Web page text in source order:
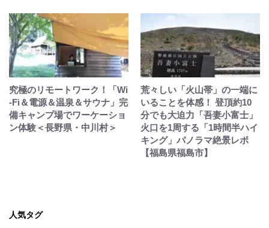
究極のリモートワーク！「Wi
-Fi＆電源＆温泉＆サウナ」完
備キャンプ場でワーケーショ
ン体験＜長野県・中川村＞
荒々しい「火山帯」の一端に
いることを体感！ 登頂約10
分でも大迫力「吾妻小富士」
火口を1周する「1時間半ハイ
キング」パノラマ絶景レポ
【福島県福島市】
人気タグ